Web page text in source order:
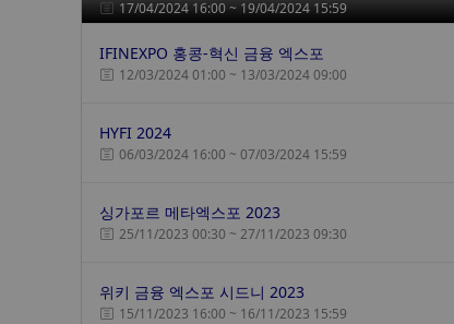
17/04/2024 16:00 ~ 19/04/2024 15:59
IFINEXPO 홍콩-혁신 금융 엑스포
12/03/2024 01:00 ~ 13/03/2024 09:00
HYFI 2024
06/03/2024 16:00 ~ 07/03/2024 15:59
싱가포르 메타엑스포 2023
25/11/2023 00:30 ~ 27/11/2023 09:30
위키 금융 엑스포 시드니 2023
15/11/2023 16:00 ~ 16/11/2023 15:59